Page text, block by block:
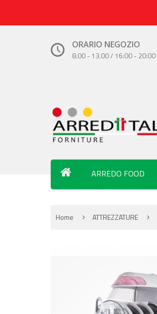
ORARIO NEGOZIO
8.00 - 13.00 / 16:00 - 20:00
ARREDO FOOD
Home ATTREZZATURE